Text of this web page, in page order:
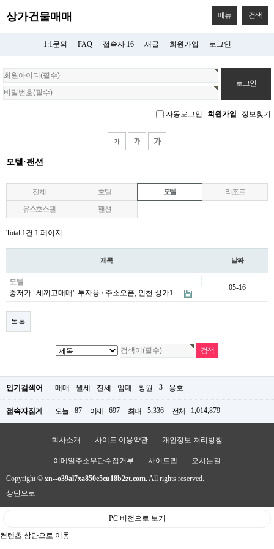
상가건물매매 메뉴 검색
1:1문의 FAQ 접속자 16 새글 회원가입 로그인
회
원
로
자동로그인 회원가입 정보찾기
모텔·팬션
전체 호텔 모텔
리조트
유스호스텔
팬션
Total 1건 1 페이지
제목 날짜
모텔
중저가 "세끼고매매" 투자용 / 주소오픈, 인천 상가1…
05-16
목록
인기검색어 매매 월세 전세 임대 창원 3 용호
접속자집계 오늘 87 어제 697 최대 5,336 전체 1,014,879
회사소개 사이트 이용약관 개인정보 처리방침
이메일주소무단수집거부 사이트맵 오시는길
Copyright © xn--o39al7xa850e5cu18b2zt.com.All rights reserved.
상단으로
PC 버전으로 보기
컨텐츠 상단으로 이동